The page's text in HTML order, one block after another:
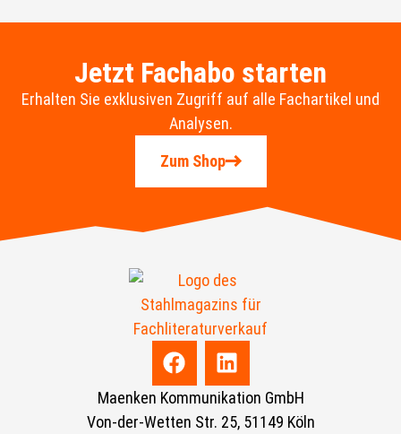
Jetzt Fachabo starten
Erhalten Sie exklusiven Zugriff auf alle Fachartikel und
Analysen.
Zum Shop
Maenken Kommunikation GmbH
Von-der-Wetten Str. 25, 51149 Köln